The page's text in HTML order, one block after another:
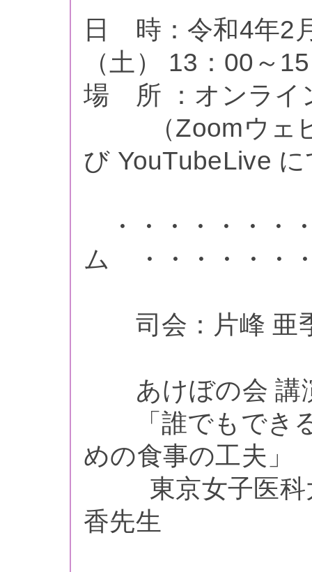
日 時：令和4年2
（土） 13：00～
場 所 ：オンライ
（Zoomウェビ
び YouTubeLive
・・・・・・・
ム ・・・・・・
司会：片峰 亜
あけぼの会 講
「誰でもできる
めの食事の工夫」
東京女子医科
香先生